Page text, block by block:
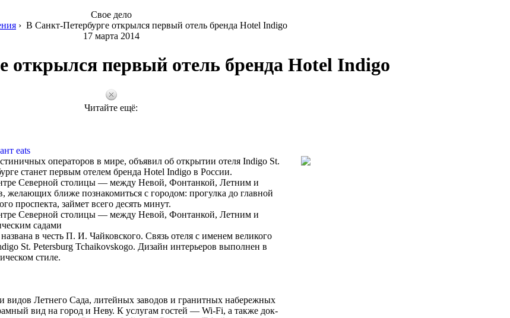
Свое дело
› В Санкт-Петербурге открылся первый отель бренда Hotel Indigo
17 марта 2014
открылся первый отель бренда Hotel Indigo
Читайте ещё:
eats
операторов в мире, объявил об открытии отеля Indigo St.
станет первым отелем бренда Hotel Indigo в России.
Северной столицы — между Невой, Фонтанкой, Летним и
желающих ближе познакомиться с городом: прогулка до главной
проспекта, займет всего десять минут.
Северной столицы — между Невой, Фонтанкой, Летним и
садами
в честь П. И. Чайковского. Связь отеля с именем великого
St. Petersburg Tchaikovskogo. Дизайн интерьеров выполнен в
стиле.
Летнего Сада, литейных заводов и гранитных набережных
вид на город и Неву. К услугам гостей — Wi-Fi, а также док-